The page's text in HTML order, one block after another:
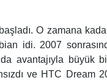
O zamana
idi. 2007
avantajıyla büyük
ve HTC Dream